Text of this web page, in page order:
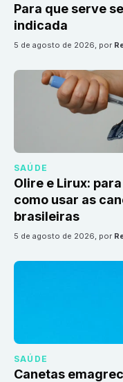
Para que serve
indicada
5 de agosto de 2026, por
SAÚDE
Olire e Lirux:
como usar as
brasileiras
5 de agosto de 2026, por
SAÚDE
Canetas